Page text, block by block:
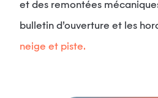
et des remontées
bulletin d’ouverture et les
neige et piste.